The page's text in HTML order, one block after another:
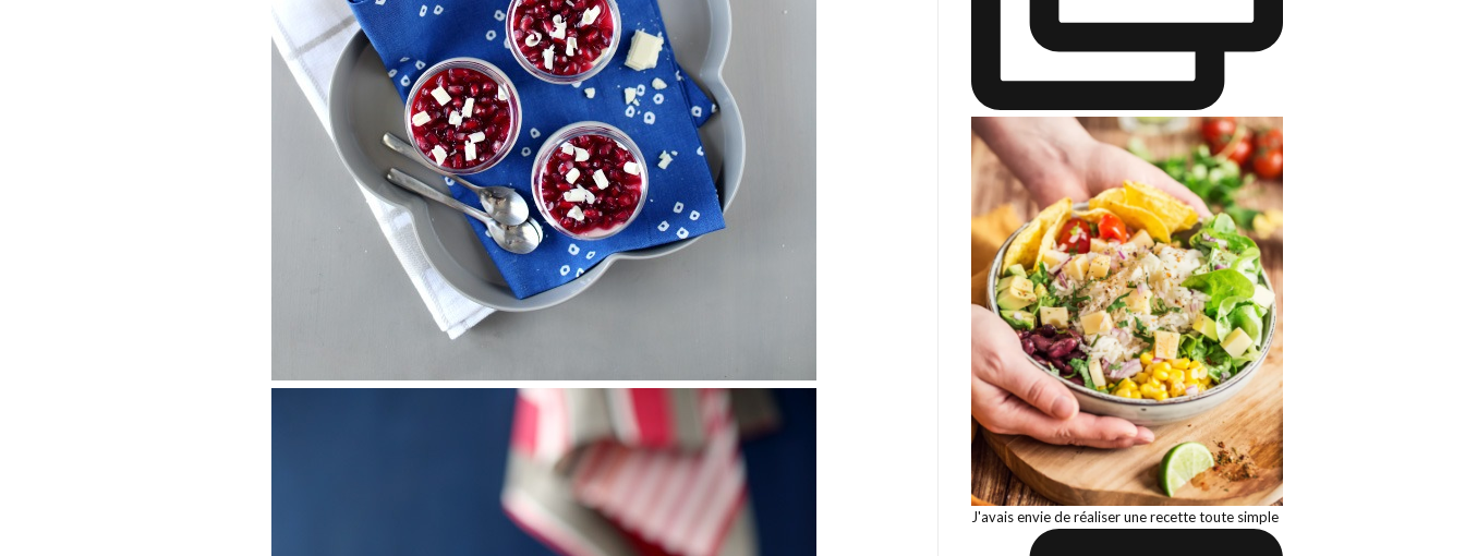
J'avais envie de réaliser une recette toute simple